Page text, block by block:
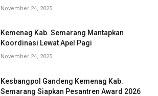
November 24, 2025
Kemenag Kab. Semarang Mantapkan
Koordinasi Lewat Apel Pagi
November 24, 2025
Kesbangpol Gandeng Kemenag Kab.
Semarang Siapkan Pesantren Award 2026